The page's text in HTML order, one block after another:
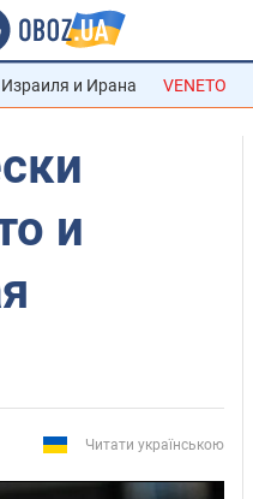
и Ирана VENETO
и
Читати українською